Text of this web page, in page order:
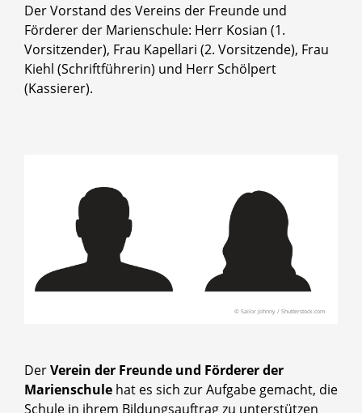
Der Vorstand des Vereins der Freunde und
Förderer der Marienschule: Herr Kosian (1.
Vorsitzender), Frau Kapellari (2. Vorsitzende), Frau
Kiehl (Schriftführerin) und Herr Schölpert
(Kassierer).
© Sailor Johnny / Shutterstock.com
DerVerein der Freunde und Förderer der
Marienschule hat es sich zur Aufgabe gemacht, die
Schule in ihrem Bildungsauftrag zu unterstützen